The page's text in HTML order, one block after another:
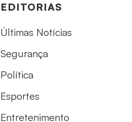
EDITORIAS
Últimas Notícias
Segurança
Política
Esportes
Entretenimento